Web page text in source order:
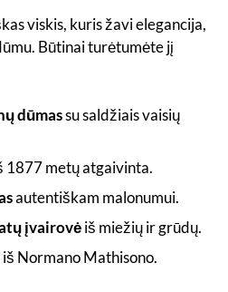
viskis, kuris žavi elegancija,
Būtinai turėtumėte jį
dūmassu saldžiais vaisių
1877 metų atgaivinta.
autentiškam malonumui.
įvairovėiš miežių ir grūdų.
iš Normano Mathisono.